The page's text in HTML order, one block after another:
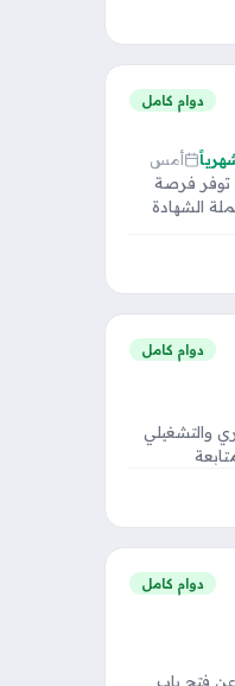
دوام كامل
أمس
توفر فرصة
الشهادة
دوام كامل
والتشغيلي
دوام كامل
فتح باب